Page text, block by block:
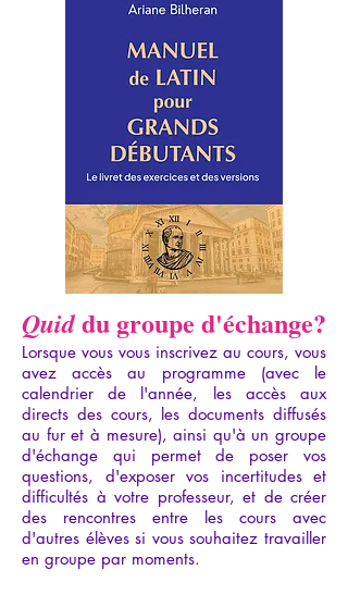
Quiddu groupe d'échange?
Lorsque vous vous inscrivez au cours, vous
avez accès au programme (avec le
calendrier de l'année, les accès aux
directs des cours, les documents diffusés
au fur et à mesure), ainsi qu'à un groupe
d'échange qui permet de poser vos
questions, d'exposer vos incertitudes et
difficultés à votre professeur, et de créer
des rencontres entre les cours avec
d'autres élèves si vous souhaitez travailler
en groupe par moments.